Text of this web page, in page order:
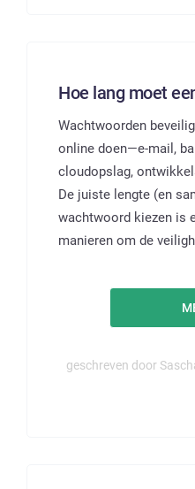
Hoe lang moet
Wachtwoorden
online doen—e-mail,
cloudopslag,
De juiste lengte (en
wachtwoord kiezen is
manieren om de
geschreven door